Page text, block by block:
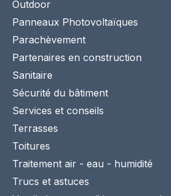
Outdoor
Panneaux Photovoltaïques
Parachèvement
Partenaires en construction
Sanitaire
Sécurité du bâtiment
Services et conseils
Terrasses
Toitures
Traitement air - eau - humidité
Trucs et astuces